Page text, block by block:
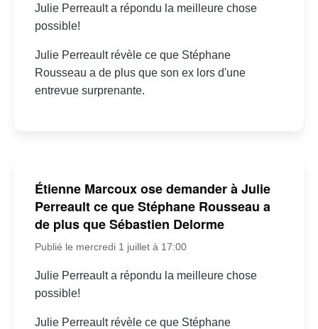
Julie Perreault a répondu la meilleure chose
possible!
Julie Perreault révèle ce que Stéphane
Rousseau a de plus que son ex lors d'une
entrevue surprenante.
Étienne Marcoux ose demander à Julie
Perreault ce que Stéphane Rousseau a
de plus que Sébastien Delorme
Publié le mercredi 1 juillet à 17:00
Julie Perreault a répondu la meilleure chose
possible!
Julie Perreault révèle ce que Stéphane